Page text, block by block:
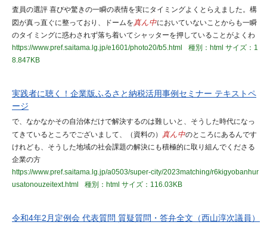
査員の選評 喜びや驚きの一瞬の表情を実にタイミングよくとらえました。構
図が真っ直ぐに整っており、ドームを真ん中においていないことからも一瞬
のタイミングに惑わされず落ち着いてシャッターを押していることがよくわ
https://www.pref.saitama.lg.jp/e1601/photo20/b5.html
種別：html サイズ：1
8.847KB
実践者に聴く！企業版ふるさと納税活用事例セミナー テキストペ
ージ
で、なかなかその自治体だけで解決するのは難しいと、そうした時代になっ
てきているところでございまして、（資料の） 真ん中のところにあるんです
けれども、そうした地域の社会課題の解決にも積極的に取り組んでくださる
企業の方
https://www.pref.saitama.lg.jp/a0503/super-city/2023matching/r6kigyobanhur
usatonouzeitext.html
種別：html サイズ：116.03KB
令和4年2月定例会 代表質問 質疑質問・答弁全文（西山淳次議員）